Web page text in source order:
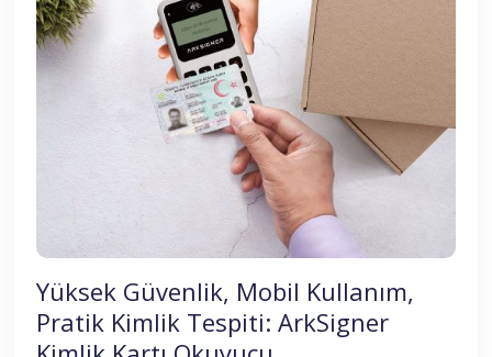
Yüksek Güvenlik, Mobil Kullanım,
Pratik Kimlik Tespiti: ArkSigner